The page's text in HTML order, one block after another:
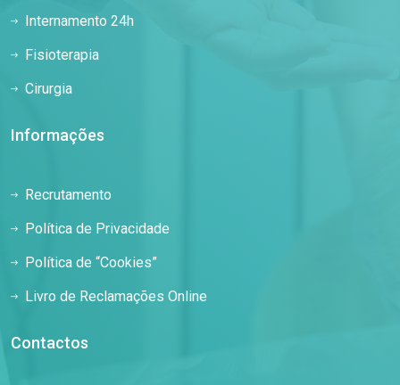
Internamento 24h
Fisioterapia
Cirurgia
Informações
Recrutamento
Política de Privacidade
Política de “Cookies”
Livro de Reclamações Online
Contactos